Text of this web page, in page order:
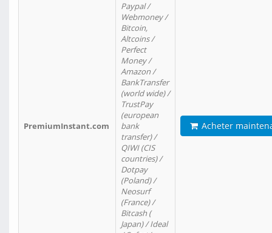
PremiumInstant.com
Paypal /
Webmoney /
Bitcoin,
Altcoins /
Perfect
Money /
Amazon /
BankTransfer
(world wide) /
TrustPay
(european
bank
transfer) /
QIWI (CIS
countries) /
Dotpay
(Poland) /
Neosurf
(France) /
Bitcash (
Japan) / Ideal
Acheter